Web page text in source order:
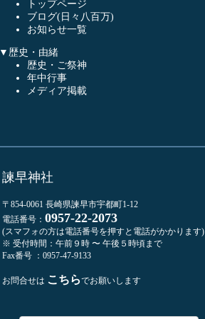
トップページ
ブログ(日々八百万)
お知らせ一覧
▼歴史・由緒
歴史・ご祭神
年中行事
メディア掲載
諫早神社
〒854-0061 長崎県諫早市宇都町1-12
電話番号： 0957-22-2073
(スマフォの方は電話番号を押すと電話がかかります)
※ 受付時間：午前９時 〜 午後５時頃まで
Fax番号 ：0957-47-9133
お問合せは こちらでお願いします